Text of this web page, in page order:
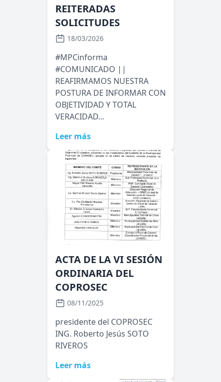
REITERADAS
SOLICITUDES
18/03/2026
#MPCinforma
#COMUNICADO ||
REAFIRMAMOS NUESTRA
POSTURA DE INFORMAR CON
OBJETIVIDAD Y TOTAL
VERACIDAD...
Leer más
ACTA DE LA VI SESIÓN
ORDINARIA DEL
COPROSEC
08/11/2025
presidente del COPROSEC
ING. Roberto Jesús SOTO
RIVEROS
Leer más